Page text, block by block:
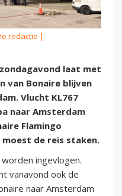
redactie |
zondagavond laat met
van Bonaire blijven
Vlucht KL767
naar Amsterdam
Flamingo
de reis staken.
ingevlogen.
vanavond ook de
naar Amsterdam